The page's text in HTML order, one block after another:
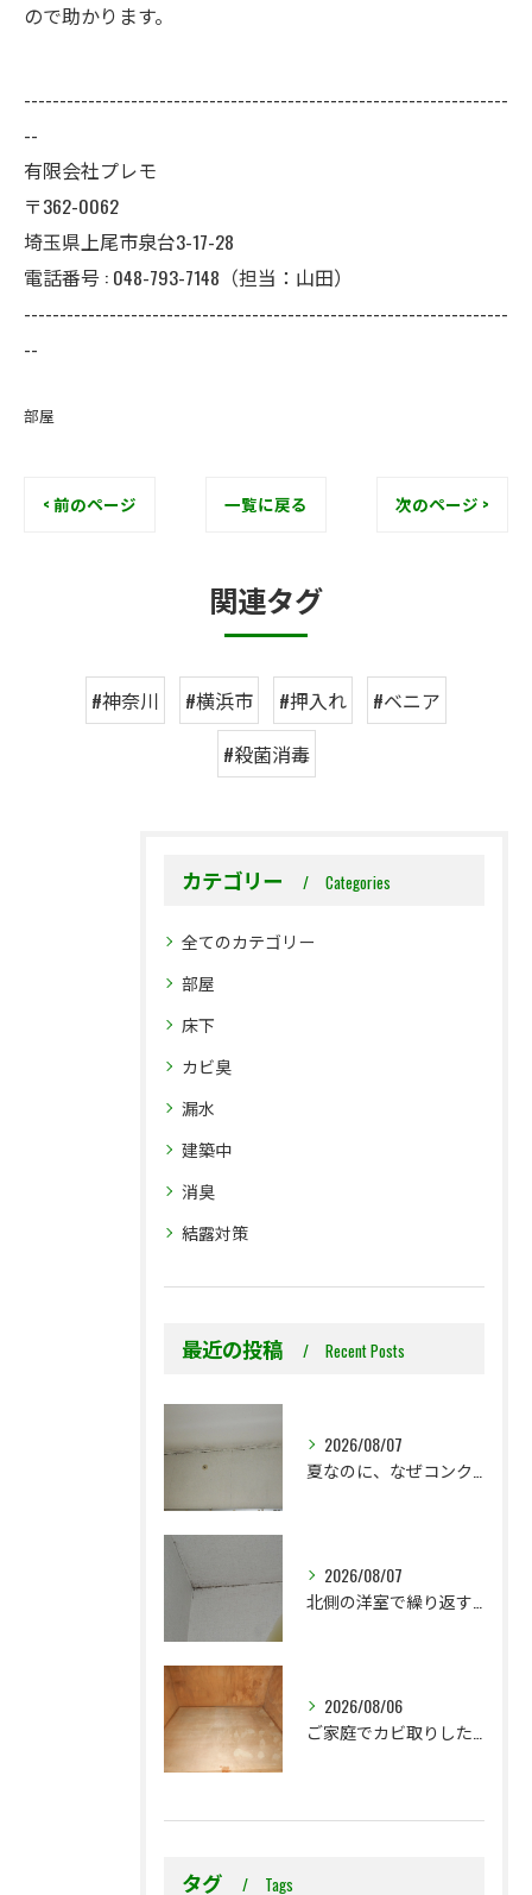
ので助かります。
--------------------------------------------------------------------
--
有限会社プレモ
〒362-0062
埼玉県上尾市泉台3-17-28
電話番号 : 048-793-7148（担当：山田）
--------------------------------------------------------------------
--
部屋
< 前のページ 一覧に戻る 次のページ >
関連タグ
#神奈川 #横浜市 #押入れ
#ベニア
#殺菌消毒
カテゴリー Categories
全てのカテゴリー
部屋
床下
カビ臭
漏水
建築中
消臭
結露対策
最近の投稿 Recent Posts
2026/08/07
2026/08/07
2026/08/06
タグ Tags